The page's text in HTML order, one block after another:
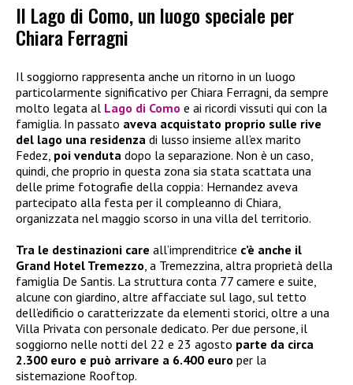
Il Lago di Como, un luogo speciale per
Chiara Ferragni
Il soggiorno rappresenta anche un ritorno in un luogo
particolarmente significativo per Chiara Ferragni, da sempre
molto legata al Lago di Como e ai ricordi vissuti qui con la
famiglia. In passato aveva acquistato proprio sulle rive
del lago una residenza di lusso insieme all’ex marito
Fedez, poi venduta dopo la separazione. Non è un caso,
quindi, che proprio in questa zona sia stata scattata una
delle prime fotografie della coppia: Hernandez aveva
partecipato alla festa per il compleanno di Chiara,
organizzata nel maggio scorso in una villa del territorio.
Tra le destinazioni care all’imprenditrice c’è anche il
Grand Hotel Tremezzo, a Tremezzina, altra proprietà della
famiglia De Santis. La struttura conta 77 camere e suite,
alcune con giardino, altre affacciate sul lago, sul tetto
dell’edificio o caratterizzate da elementi storici, oltre a una
Villa Privata con personale dedicato. Per due persone, il
soggiorno nelle notti del 22 e 23 agosto parte da circa
2.300 euro e può arrivare a 6.400 euro per la
sistemazione Rooftop.